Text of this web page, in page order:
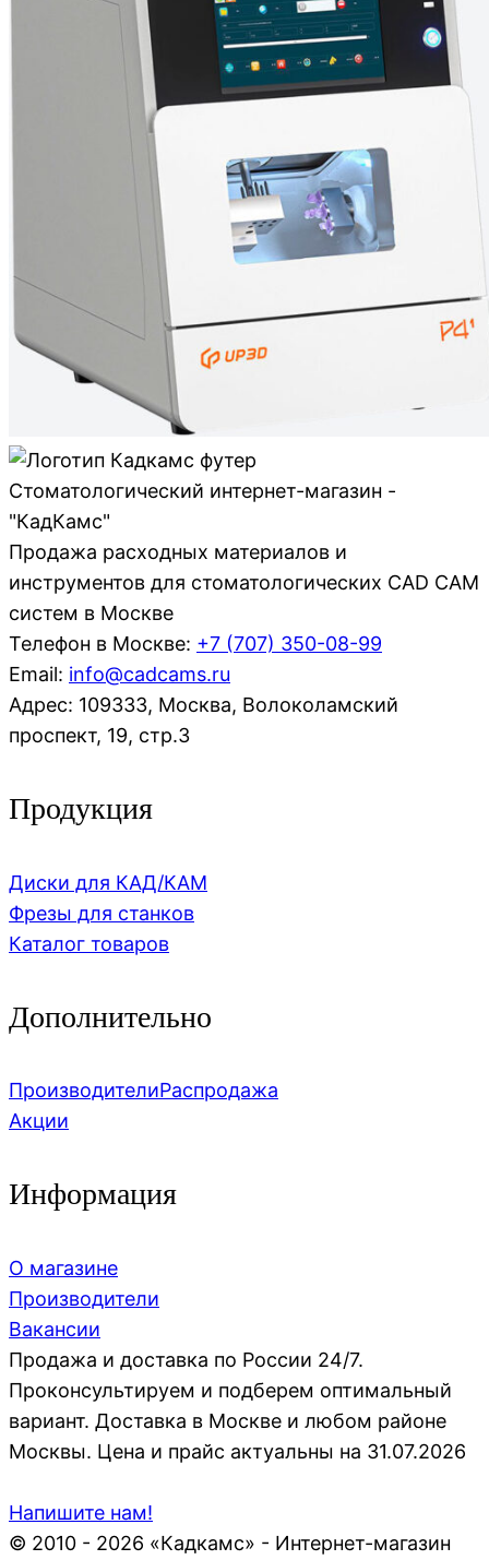
Стоматологический интернет-магазин -
"КадКамс"
Продажа расходных материалов и
инструментов для стоматологических CAD CAM
систем в Москве
Телефон в Москве: +7 (707) 350-08-99
Email: info@cadcams.ru
Адрес: 109333, Москва, Волоколамский
проспект, 19, стр.3
Продукция
Диски для КАД/КАМ
Фрезы для станков
Каталог товаров
Дополнительно
ПроизводителиРаспродажа
Акции
Информация
О магазине
Производители
Вакансии
Продажа и доставка по России 24/7.
Проконсультируем и подберем оптимальный
вариант. Доставка в Москве и любом районе
Москвы. Цена и прайс актуальны на 31.07.2026
Напишите нам!
© 2010 - 2026 «Кадкамс» - Интернет-магазин